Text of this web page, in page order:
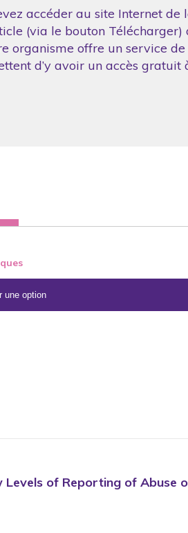
accéder au site Internet de
(via le bouton
organisme offre un service
d’y avoir un accès
Levels of Reporting of